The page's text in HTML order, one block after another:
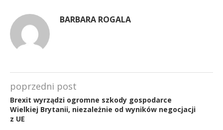
BARBARA ROGALA
poprzedni post
Brexit wyrządzi ogromne szkody gospodarce
Wielkiej Brytanii, niezależnie od wyników negocjacji
z UE